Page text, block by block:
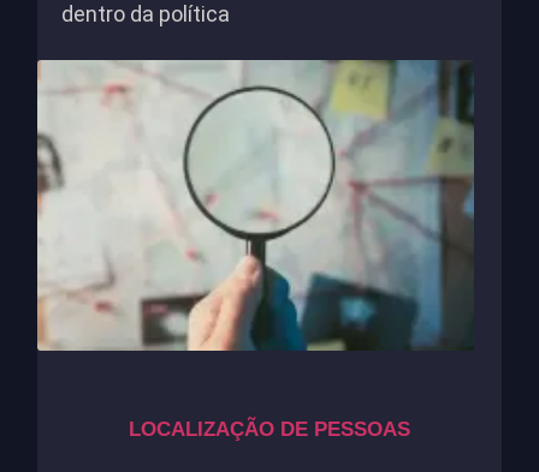
dentro da política
LOCALIZAÇÃO DE PESSOAS